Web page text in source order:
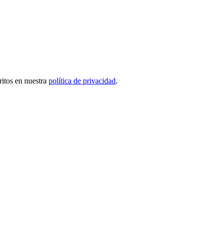
en nuestra política de privacidad.